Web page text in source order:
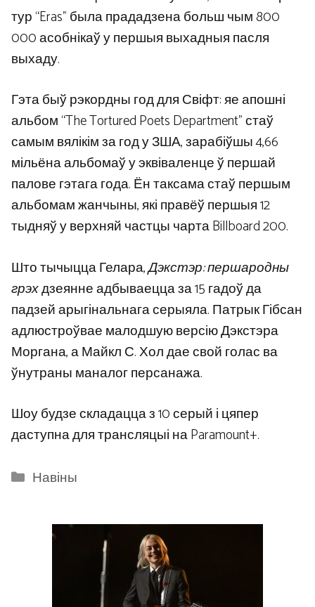
тур “Eras” была прададзена больш чым 800
000 асобнікаў у першыя выхадныя пасля
выхаду.
Гэта быў рэкордны год для Свіфт: яе апошні
альбом “The Tortured Poets Department” стаў
самым вялікім за год у ЗША, зарабіўшы 4,66
мільёна альбомаў у эквіваленце ў першай
палове гэтага года. Ён таксама стаў першым
альбомам жанчыны, які правёў першыя 12
тыдняў у верхняй частцы чарта Billboard 200.
Што тычыцца Гелара,Дэкстэр: першародны
грэхдзеянне адбываецца за 15 гадоў да
падзей арыгінальнага серыяла. Патрык Гібсан
адлюстроўвае малодшую версію Дэкстэра
Моргана, а Майкл С. Хол дае свой голас ва
ўнутраны маналог персанажа.
Шоу будзе складацца з 10 серый і цяпер
даступна для трансляцыі на Paramount+.
Categories
Навіны